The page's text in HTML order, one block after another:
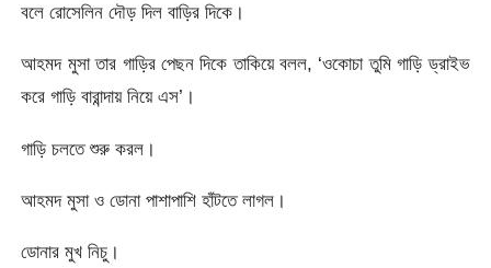
বলে রোসেলিন দৌড় দিল বাড়ির দিকে।
আহমদ মুসা তার গাড়ির পেছন দিকে তাকিয়ে বলল, ‘ওকোচা তুমি গাড়ি ড্রাইভ
করে গাড়ি বারান্দায় নিয়ে এস’।
গাড়ি চলতে শুরু করল।
আহমদ মুসা ও ডোনা পাশাপাশি হাঁটতে লাগল।
ডোনার মুখ নিচু।